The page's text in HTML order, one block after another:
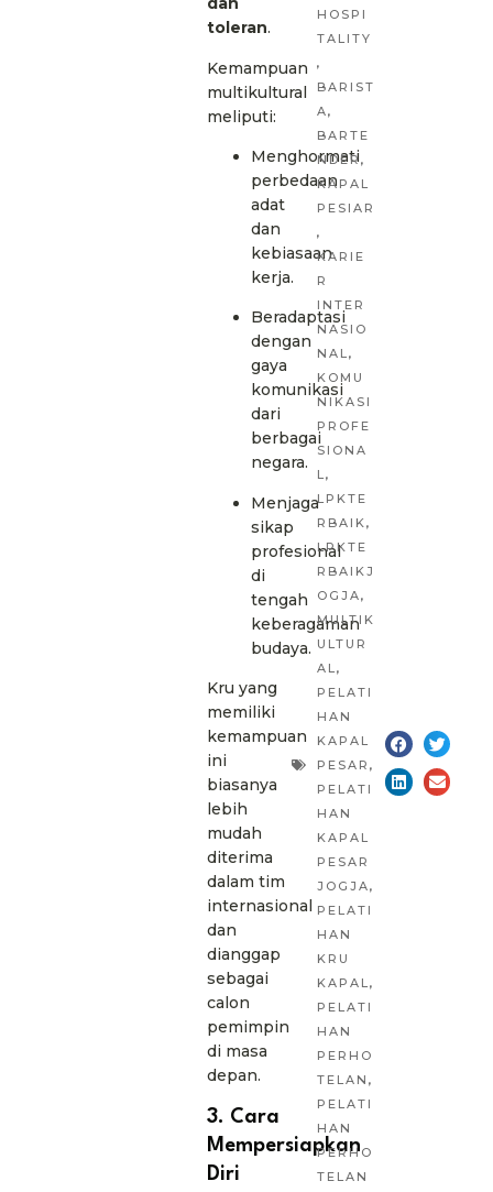
toleran.
Kemampuan
multikultural
meliputi:
Menghormati
perbedaan
adat
dan
kebiasaan
kerja.
Beradaptasi
dengan
gaya
komunikasi
dari
berbagai
negara.
Menjaga
sikap
profesional
di
tengah
keberagaman
budaya.
Kru yang
memiliki
kemampuan
ini
biasanya
lebih
mudah
diterima
dalam tim
internasional
dan
dianggap
sebagai
calon
pemimpin
di masa
depan.
3. Cara
Mempersiapkan
Diri
HOSPI
TALITY
,
BARIST
A,
BARTE
NDER,
KAPAL
PESIAR
,
KARIE
R
INTER
NASIO
NAL,
KOMU
NIKASI
PROFE
SIONA
L,
LPKTE
RBAIK,
LPKTE
RBAIKJ
OGJA,
MULTIK
ULTUR
AL,
PELATI
HAN
KAPAL
PESAR ,
PELATI
HAN
KAPAL
PESAR
JOGJA,
PELATI
HAN
KRU
KAPAL,
PELATI
HAN
PERHO
TELAN ,
PELATI
HAN
PERHO
TELAN